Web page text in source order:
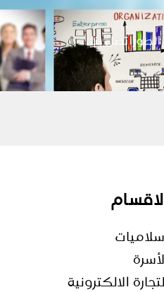
اتصل بنا
الاقسام
اسلاميات
الأسرة
التجارة الالكترونية